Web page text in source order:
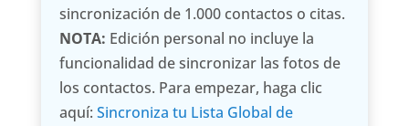
sincronización de 1.000 contactos o citas.
NOTA: Edición personal no incluye la
funcionalidad de sincronizar las fotos de
los contactos. Para empezar, haga clic
aquí: Sincroniza tu Lista Global de